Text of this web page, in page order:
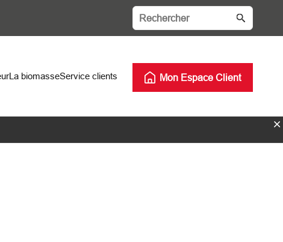
La biomasseService clients Mon Espace Client